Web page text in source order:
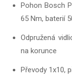
Pohon Bosch
65 Nm, baterií
Odpružená
na korunce
Převody 1x10,